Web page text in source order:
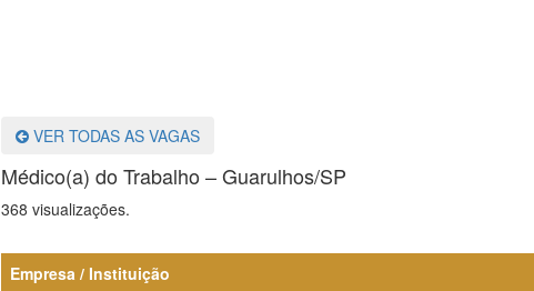
VER TODAS AS VAGAS
Médico(a) do Trabalho – Guarulhos/SP
368 visualizações.
Empresa / Instituição